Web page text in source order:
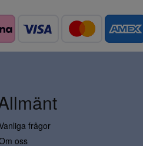
frågor
oss